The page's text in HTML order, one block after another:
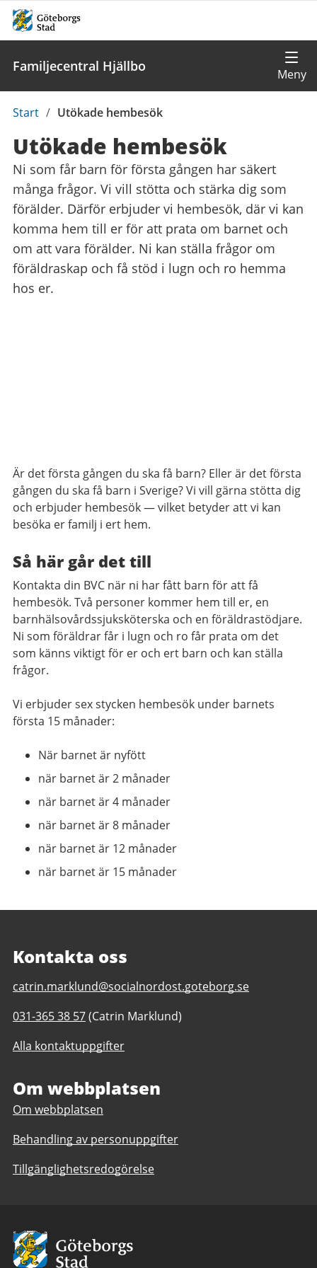
Familjecentral Hjällbo
Du
här:
Start / Utökade hembesök
Utökade hembesök
Ni som får barn för första gången har säkert
många frågor. Vi vill stötta och stärka dig som
förälder. Därför erbjuder vi hembesök, där vi kan
komma hem till er för att prata om barnet och
om att vara förälder. Ni kan ställa frågor om
föräldraskap och få stöd i lugn och ro hemma
hos er.
Är det första gången du ska få barn? Eller är det första
gången du ska få barn i Sverige? Vi vill gärna stötta dig
och erbjuder hembesök — vilket betyder att vi kan
besöka er familj i ert hem.
Så här går det till
Kontakta din BVC när ni har fått barn för att få
hembesök. Två personer kommer hem till er, en
barnhälsovårdssjuksköterska och en föräldrastödjare.
Ni som föräldrar får i lugn och ro får prata om det
som känns viktigt för er och ert barn och kan ställa
frågor.
Vi erbjuder sex stycken hembesök under barnets
första 15 månader:
När barnet är nyfött
när barnet är 2 månader
när barnet är 4 månader
när barnet är 8 månader
när barnet är 12 månader
när barnet är 15 månader
Kontakta oss
E-
till
Familjecentral
Hjällbo
catrin.marklund@socialnordost.goteborg.se
Telefonnummer
Familjecentral
031-365 38 57(Catrin Marklund)
Alla kontaktuppgifter
Om webbplatsen
Om webbplatsen
Behandling av personuppgifter
Tillgänglighetsredogörelse
Avsändare:
Göteborgs